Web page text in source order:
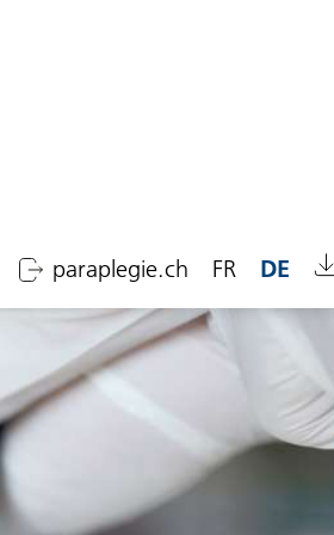
paraplegie.ch FR
DE